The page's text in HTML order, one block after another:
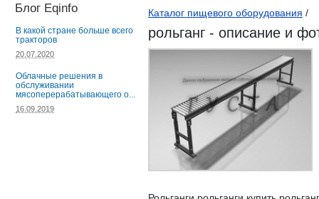
Мои объявления Каталог компаний
Платное размещение
Мое
Каталог пищевого оборудования /
рольганг - описание и
Блог Eqinfo
В какой стране больше всего
тракторов
20.07.2020
Облачные решения в
обслуживании
мясоперерабатывающего о...
16.09.2019